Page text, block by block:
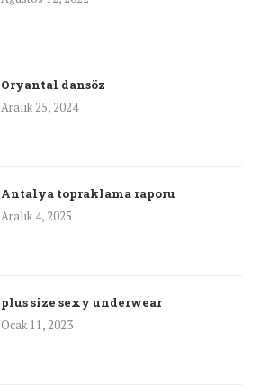
Oryantal dansöz
Aralık 25, 2024
Antalya topraklama raporu
Aralık 4, 2025
plus size sexy underwear
Ocak 11, 2023